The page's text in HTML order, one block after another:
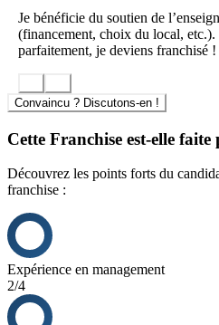
Je bénéficie du soutien de
(financement, choix du local, etc.).
parfaitement, je deviens franchisé !
Convaincu ? Discutons-en !
Cette Franchise est-elle
Découvrez les points forts du
franchise :
Expérience en management
2/4